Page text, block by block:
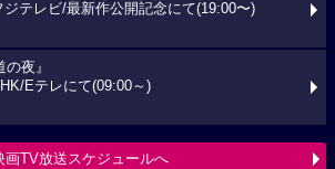
ジテレビ/最新作公開記念にて(19:00〜)
の夜』
Eテレにて(09:00～)
画TV放送スケジュールへ